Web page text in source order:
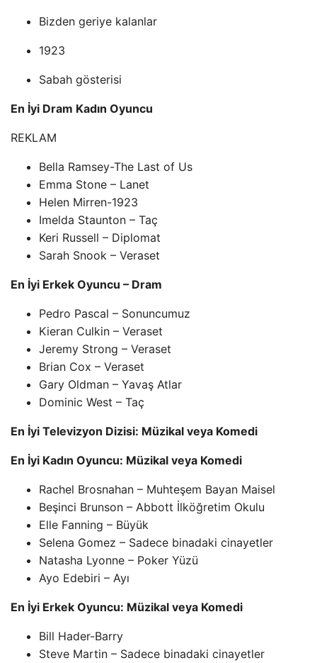
Bizden geriye kalanlar
1923
Sabah gösterisi
En İyi Dram Kadın Oyuncu
REKLAM
Bella Ramsey-The Last of Us
Emma Stone – Lanet
Helen Mirren-1923
Imelda Staunton – Taç
Keri Russell – Diplomat
Sarah Snook – Veraset
En İyi Erkek Oyuncu – Dram
Pedro Pascal – Sonuncumuz
Kieran Culkin – Veraset
Jeremy Strong – Veraset
Brian Cox – Veraset
Gary Oldman – Yavaş Atlar
Dominic West – Taç
En İyi Televizyon Dizisi: Müzikal veya Komedi
En İyi Kadın Oyuncu: Müzikal veya Komedi
Rachel Brosnahan – Muhteşem Bayan Maisel
Beşinci Brunson – Abbott İlköğretim Okulu
Elle Fanning – Büyük
Selena Gomez – Sadece binadaki cinayetler
Natasha Lyonne – Poker Yüzü
Ayo Edebiri – Ayı
En İyi Erkek Oyuncu: Müzikal veya Komedi
Bill Hader-Barry
Steve Martin – Sadece binadaki cinayetler